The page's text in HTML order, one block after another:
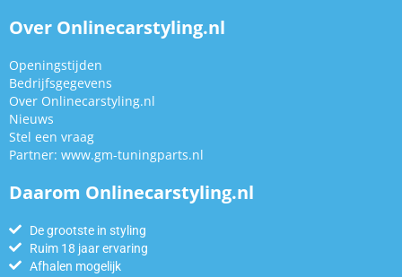
Over Onlinecarstyling.nl
Openingstijden
Bedrijfsgegevens
Over Onlinecarstyling.nl
Nieuws
Stel een vraag
Partner: www.gm-tuningparts.nl
Daarom Onlinecarstyling.nl
De grootste in styling
Ruim 18 jaar ervaring
Afhalen mogelijk